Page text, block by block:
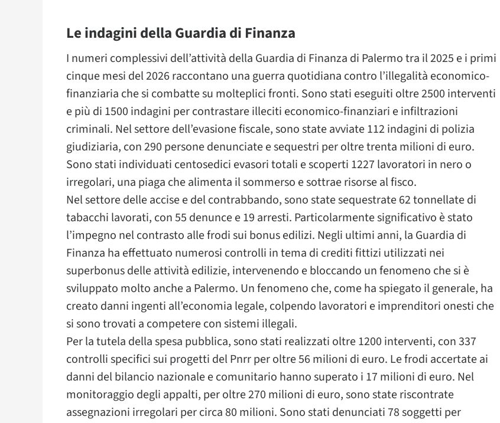
Le indagini della Guardia di Finanza
I numeri complessivi dell’attività della Guardia di Finanza di Palermo tra il 2025 e i primi
cinque mesi del 2026 raccontano una guerra quotidiana contro l’illegalità economico-
finanziaria che si combatte su molteplici fronti. Sono stati eseguiti oltre 2500 interventi
e più di 1500 indagini per contrastare illeciti economico-finanziari e infiltrazioni
criminali. Nel settore dell’evasione fiscale, sono state avviate 112 indagini di polizia
giudiziaria, con 290 persone denunciate e sequestri per oltre trenta milioni di euro.
Sono stati individuati centosedici evasori totali e scoperti 1227 lavoratori in nero o
irregolari, una piaga che alimenta il sommerso e sottrae risorse al fisco.
Nel settore delle accise e del contrabbando, sono state sequestrate 62 tonnellate di
tabacchi lavorati, con 55 denunce e 19 arresti. Particolarmente significativo è stato
l’impegno nel contrasto alle frodi sui bonus edilizi. Negli ultimi anni, la Guardia di
Finanza ha effettuato numerosi controlli in tema di crediti fittizi utilizzati nei
superbonus delle attività edilizie, intervenendo e bloccando un fenomeno che si è
sviluppato molto anche a Palermo. Un fenomeno che, come ha spiegato il generale, ha
creato danni ingenti all’economia legale, colpendo lavoratori e imprenditori onesti che
si sono trovati a competere con sistemi illegali.
Per la tutela della spesa pubblica, sono stati realizzati oltre 1200 interventi, con 337
controlli specifici sui progetti del Pnrr per oltre 56 milioni di euro. Le frodi accertate ai
danni del bilancio nazionale e comunitario hanno superato i 17 milioni di euro. Nel
monitoraggio degli appalti, per oltre 270 milioni di euro, sono state riscontrate
assegnazioni irregolari per circa 80 milioni. Sono stati denunciati 78 soggetti per